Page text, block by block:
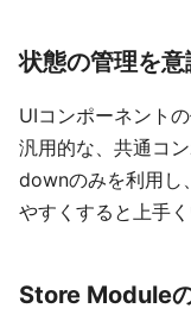
状態の管理を意
UIコンポーネント
汎用的な、共通コ
downのみを利用し
やすくすると上手く
Store Module